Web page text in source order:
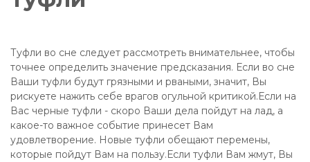
Туфли во сне следует рассмотреть внимательнее, чтобы
точнее определить значение предсказания. Если во сне
Ваши туфли будут грязными и рваными, значит, Вы
рискуете нажить себе врагов огульной критикой.Если на
Вас черные туфли - скоро Ваши дела пойдут на лад, а
какое-то важное событие принесет Вам
удовлетворение. Новые туфли обещают перемены,
которые пойдут Вам на пользу.Если туфли Вам жмут, Вы